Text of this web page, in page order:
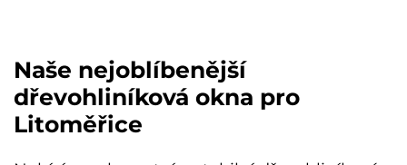
Naše nejoblíbenější
dřevohliníková okna pro
Litoměřice